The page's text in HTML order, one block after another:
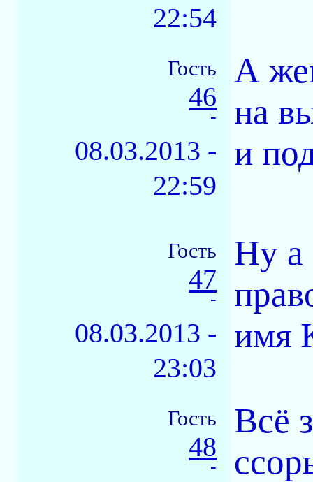
22:54
Гость
46
-
08.03.2013 -
22:59
А
на
и
Гость
47
-
08.03.2013 -
23:03
Ну а
имя
Гость
48
-
Всё